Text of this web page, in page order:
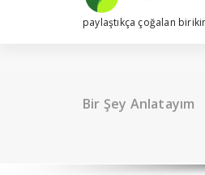
paylaştıkça çoğalan
Bir Şey Anlatayım